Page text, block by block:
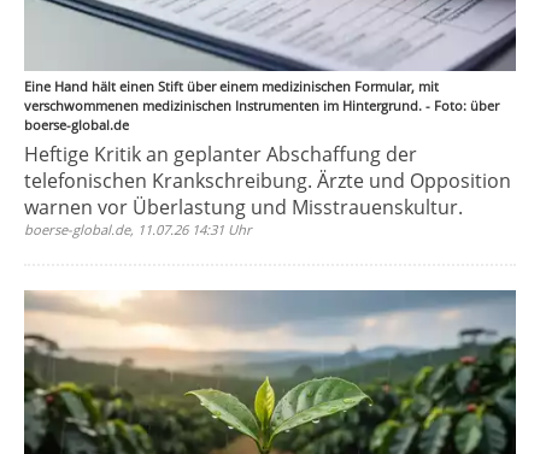
Eine Hand hält einen Stift über einem medizinischen Formular, mit
verschwommenen medizinischen Instrumenten im Hintergrund. - Foto: über
boerse-global.de
Heftige Kritik an geplanter Abschaffung der
telefonischen Krankschreibung. Ärzte und Opposition
warnen vor Überlastung und Misstrauenskultur.
boerse-global.de, 11.07.26 14:31 Uhr